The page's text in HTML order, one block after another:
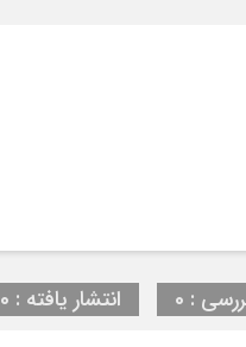
: 0 انتشار یافته : 0